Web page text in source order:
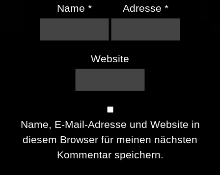
Name *
Adresse*
Website
Name, E-Mail-Adresse und Website in
diesem Browser für meinen nächsten
Kommentar speichern.